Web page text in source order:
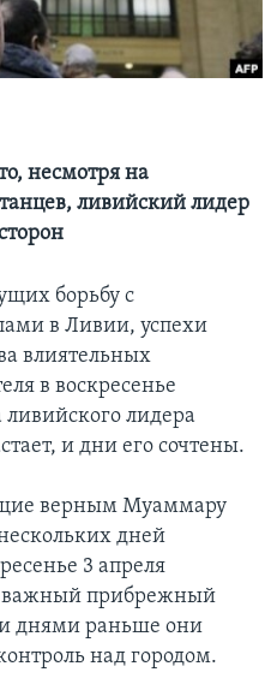
несмотря на
ливийский лидер
борьбу с
в Ливии, успехи
влиятельных
в воскресенье
ливийского лидера
и дни его сочтены.
верным Муаммару
дней
3 апреля
важный прибрежный
днями раньше они
над городом.